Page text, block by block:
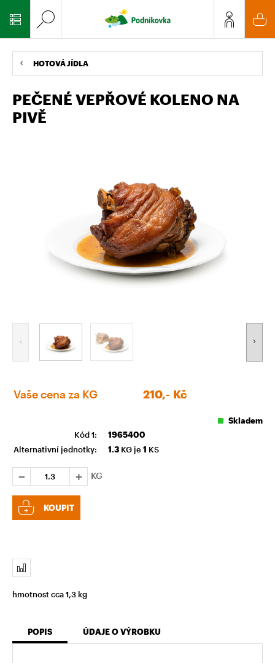
HOTOVÁ JÍDLA
PEČENÉ VEPŘOVÉ KOLENO NA
PIVĚ
Vaše cena za KG 210,- Kč
Skladem
Kód 1:
1965400
Alternativní jednotky:
1.3 KG je 1 KS
KG
KOUPIT
hmotnost cca 1,3 kg
POPIS ÚDAJE O VÝROBKU